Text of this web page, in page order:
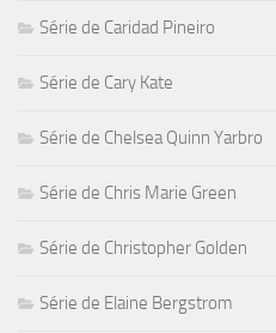
Série de Caridad Pineiro
Série de Cary Kate
Série de Chelsea Quinn Yarbro
Série de Chris Marie Green
Série de Christopher Golden
Série de Elaine Bergstrom